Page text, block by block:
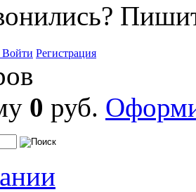
Войти Регистрация
0 руб.